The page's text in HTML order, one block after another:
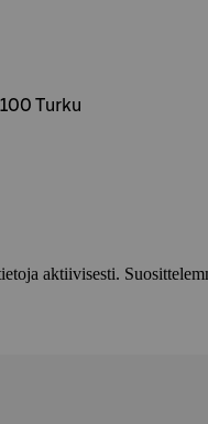
Turku
aktiivisesti.